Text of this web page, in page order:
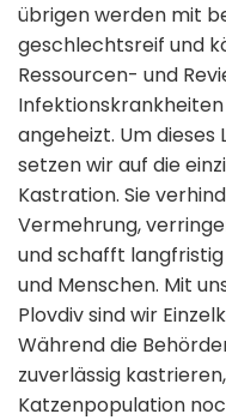
übrigen werden mit
geschlechtsreif und
Ressourcen- und
angeheizt. Um
setzen wir auf die
Kastration. Sie
Vermehrung,
und schafft
und Menschen. Mit
Plovdiv sind wir
Während die
zuverlässig
Katzenpopulation